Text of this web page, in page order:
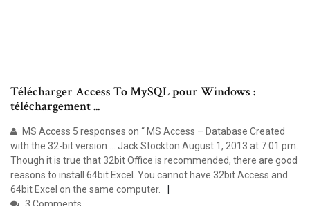
Télécharger Access To MySQL pour Windows :
téléchargement ...
MS Access 5 responses on “ MS Access – Database Created
with the 32-bit version … Jack Stockton August 1, 2013 at 7:01 pm.
Though it is true that 32bit Office is recommended, there are good
reasons to install 64bit Excel. You cannot have 32bit Access and
64bit Excel on the same computer.